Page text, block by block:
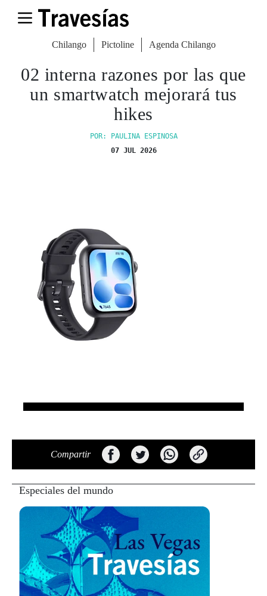
Chilango Pictoline Agenda Chilango
02 interna razones por las que
un smartwatch mejorará tus
hikes
POR: PAULINA ESPINOSA
07 JUL 2026
Compartir
Especiales del mundo